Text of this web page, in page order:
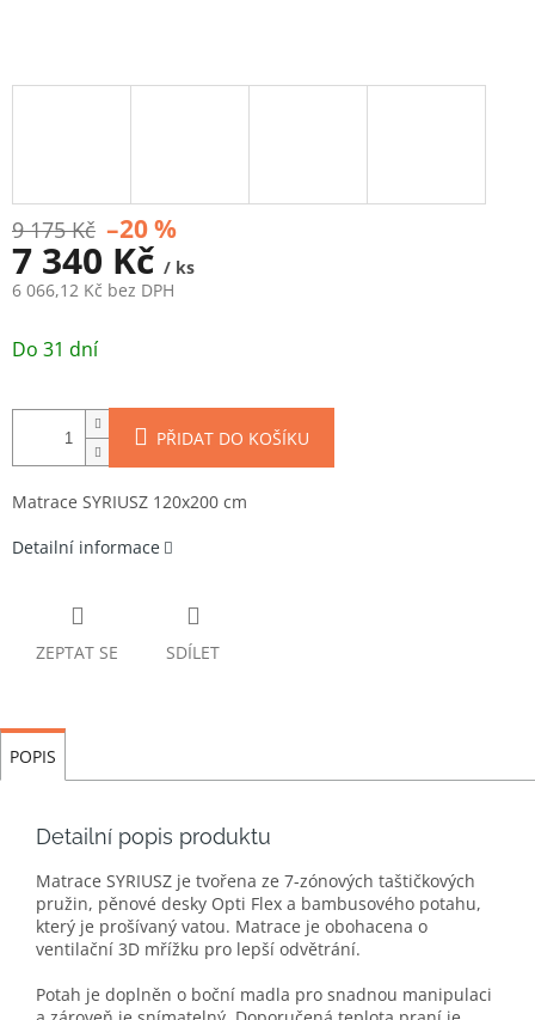
9 175 Kč –20 %
7 340 Kč / ks
6 066,12 Kč bez DPH
cena:
Do 31 dní
PŘIDAT DO KOŠÍKU
Matrace SYRIUSZ 120x200 cm
Detailní informace
ZEPTAT SE SDÍLET
POPIS
Detailní popis produktu
Matrace SYRIUSZ je tvořena ze 7-zónových taštičkových
pružin, pěnové desky Opti Flex a bambusového potahu,
který je prošívaný vatou. Matrace je obohacena o
ventilační 3D mřížku pro lepší odvětrání.
Potah je doplněn o boční madla pro snadnou manipulaci